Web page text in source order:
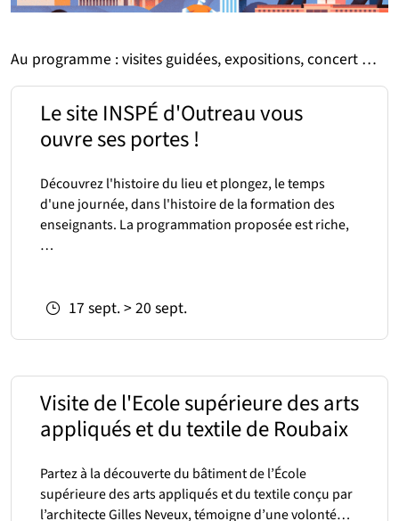
Au programme : visites guidées, expositions, concert …
Le site INSPÉ d'Outreau vous
ouvre ses portes !
Découvrez l'histoire du lieu et plongez, le temps
d'une journée, dans l'histoire de la formation des
enseignants. La programmation proposée est riche,
…
Du 17 sept.
au >20 sept.
Visite de l'Ecole supérieure des arts
appliqués et du textile de Roubaix
Partez à la découverte du bâtiment de l’École
supérieure des arts appliqués et du textile conçu par
l’architecte Gilles Neveux, témoigne d’une volonté…